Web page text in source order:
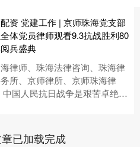
资 党建工作 | 京师珠海党支部
体党员律师观看9.3抗战胜利80
兵盛典
海律师、珠海法律咨询、珠海律
所、京师律所、京师珠海律
中国人民抗日战争是艰苦卓绝的
已加载完成